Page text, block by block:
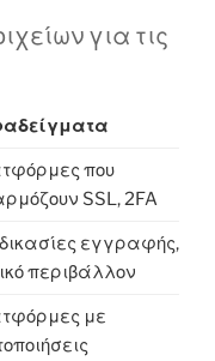
για τις
που
SSL, 2FA
εγγραφής,
περιβάλλον
με